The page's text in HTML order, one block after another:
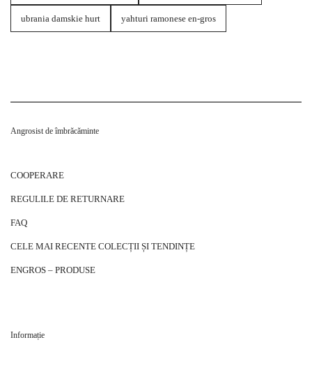
ubrania damskie hurt yahturi ramonese en-gros
Angrosist de îmbrăcăminte
COOPERARE
REGULILE DE RETURNARE
FAQ
CELE MAI RECENTE COLECȚII ȘI TENDINȚE
ENGROS – PRODUSE
Informație